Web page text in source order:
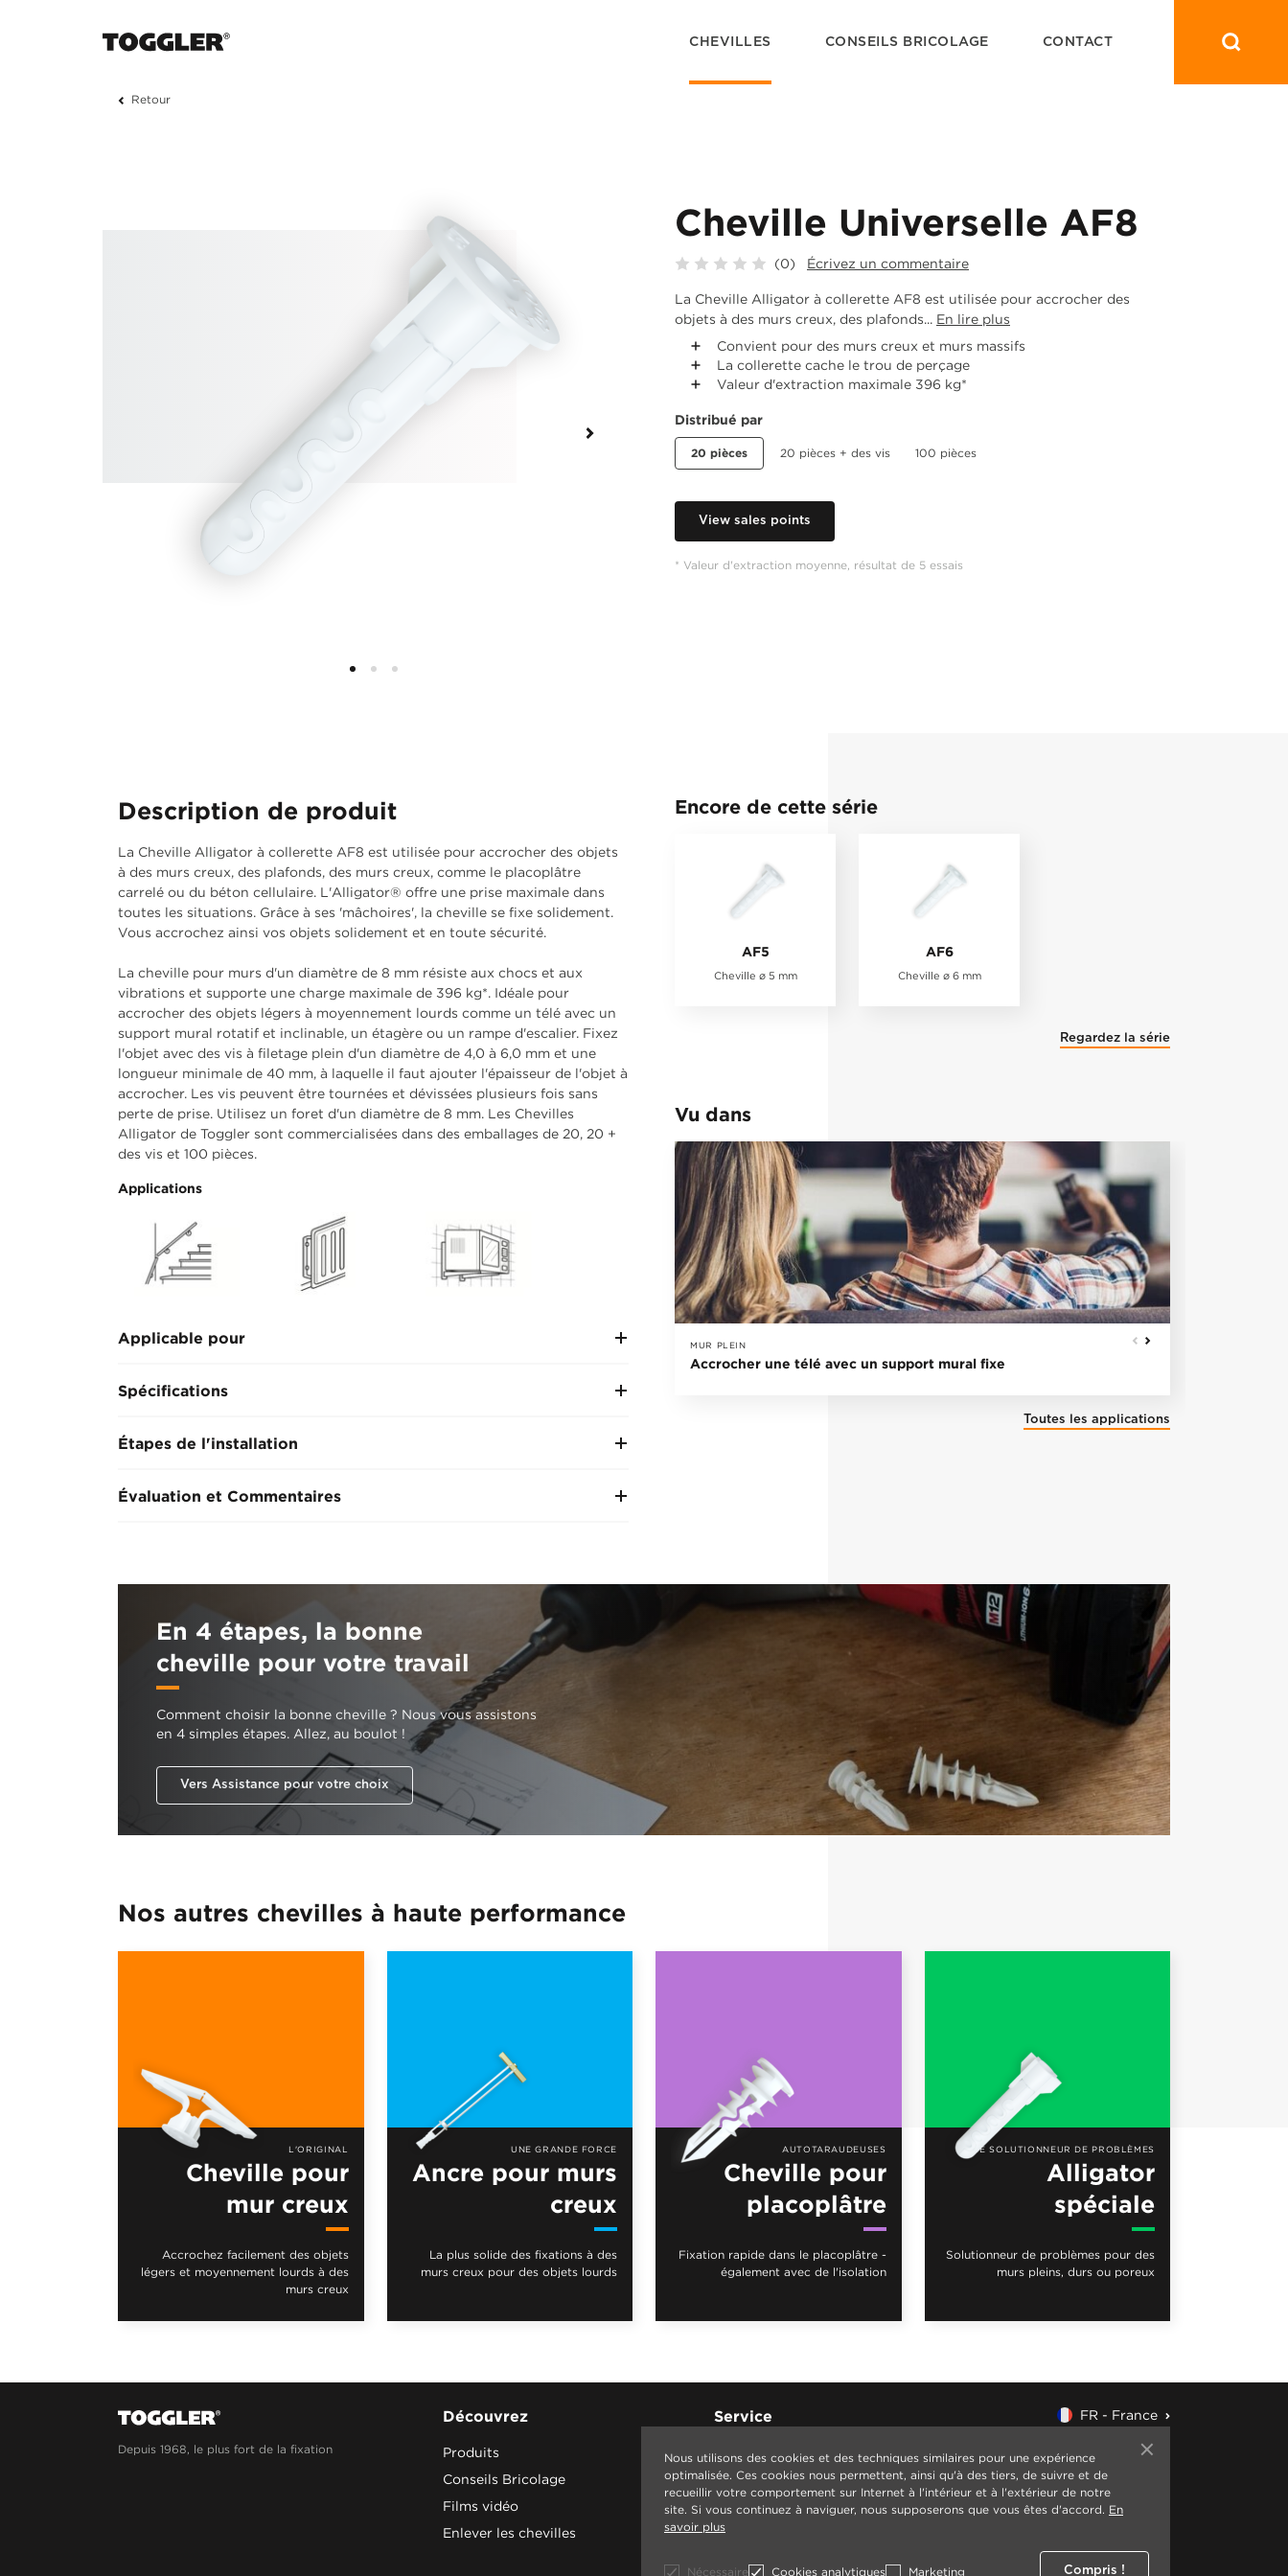
CHEVILLES CONSEILS BRICOLAGE CONTACT
Retour
Cheville Universelle AF8
(0) Écrivez un commentaire
La Cheville Alligator à collerette AF8 est utilisée pour accrocher des
objets à des murs creux, des plafonds... En lire plus
Convient pour des murs creux et murs massifs
La collerette cache le trou de perçage
Valeur d'extraction maximale 396 kg*
Distribué par
20 pièces 20 pièces + des vis 100 pièces
View sales points
* Valeur d'extraction moyenne, résultat de 5 essais
Description de produit
La Cheville Alligator à collerette AF8 est utilisée pour accrocher des objets
à des murs creux, des plafonds, des murs creux, comme le placoplâtre
carrelé ou du béton cellulaire. L'Alligator® offre une prise maximale dans
toutes les situations. Grâce à ses 'mâchoires', la cheville se fixe solidement.
Vous accrochez ainsi vos objets solidement et en toute sécurité.
La cheville pour murs d'un diamètre de 8 mm résiste aux chocs et aux
vibrations et supporte une charge maximale de 396 kg*. Idéale pour
accrocher des objets légers à moyennement lourds comme un télé avec un
support mural rotatif et inclinable, un étagère ou un rampe d'escalier. Fixez
l'objet avec des vis à filetage plein d'un diamètre de 4,0 à 6,0 mm et une
longueur minimale de 40 mm, à laquelle il faut ajouter l'épaisseur de l'objet à
accrocher. Les vis peuvent être tournées et dévissées plusieurs fois sans
perte de prise. Utilisez un foret d'un diamètre de 8 mm. Les Chevilles
Alligator de Toggler sont commercialisées dans des emballages de 20, 20 +
des vis et 100 pièces.
Applications
Applicable pour
Spécifications
Étapes de l'installation
Évaluation et Commentaires
Encore de cette série
AF5
Cheville ø 5 mm
AF6
Cheville ø 6 mm
Regardez la série
Vu dans
MUR PLEIN
Accrocher une télé avec un support mural fixe
Toutes les applications
En 4 étapes, la bonne
cheville pour votre travail
Comment choisir la bonne cheville ? Nous vous assistons
en 4 simples étapes. Allez, au boulot !
Vers Assistance pour votre choix
Nos autres chevilles à haute performance
L'ORIGINAL
Cheville pour
mur creux
Accrochez facilement des objets
légers et moyennement lourds à des
murs creux
UNE GRANDE FORCE
Ancre pour murs
creux
La plus solide des fixations à des
murs creux pour des objets lourds
AUTOTARAUDEUSES
Cheville pour
placoplâtre
Fixation rapide dans le placoplâtre -
également avec de l'isolation
LE SOLUTIONNEUR DE PROBLÈMES
Alligator
spéciale
Solutionneur de problèmes pour des
murs pleins, durs ou poreux
Depuis 1968, le plus fort de la fixation
Découvrez
Produits
Conseils Bricolage
Films vidéo
Enlever les chevilles
Service
Contact
FR - France
Nous utilisons des cookies et des techniques similaires pour une expérience
optimalisée. Ces cookies nous permettent, ainsi qu'à des tiers, de suivre et de
recueillir votre comportement sur Internet à l'intérieur et à l'extérieur de notre
site. Si vous continuez à naviguer, nous supposerons que vous êtes d'accord. En
savoir plus
Nécessaire Cookies analytiques Marketing Compris !